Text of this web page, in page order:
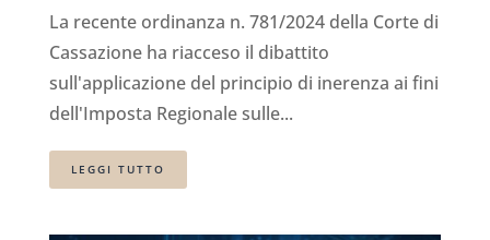
La recente ordinanza n. 781/2024 della Corte di
Cassazione ha riacceso il dibattito
sull'applicazione del principio di inerenza ai fini
dell'Imposta Regionale sulle...
LEGGI TUTTO